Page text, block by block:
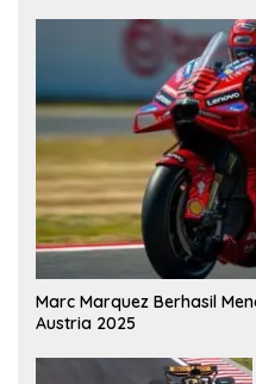
Marc Marquez Berhasil
Austria 2025